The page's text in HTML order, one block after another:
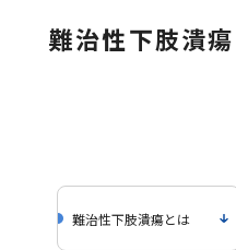
難治性下肢潰瘍
難治性下肢潰瘍とは